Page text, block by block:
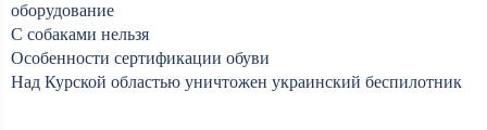
оборудование
С собаками нельзя
Особенности сертификации обуви
Над Курской областью уничтожен украинский беспилотник